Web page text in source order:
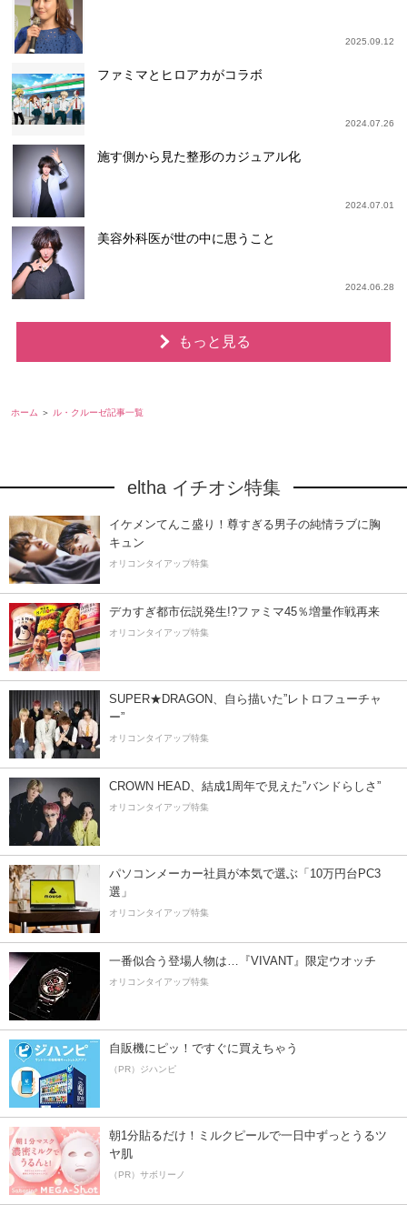
2025.09.12
ファミマとヒロアカがコラボ
2024.07.26
施す側から見た整形のカジュアル化
2024.07.01
美容外科医が世の中に思うこと
2024.06.28
もっと見る
ホーム ル・クルーゼ記事一覧
eltha イチオシ特集
イケメンてんこ盛り！尊すぎる男子の純情ラブに胸
キュン
オリコンタイアップ特集
デカすぎ都市伝説発生!?ファミマ45％増量作戦再来
オリコンタイアップ特集
SUPER★DRAGON、自ら描いた”レトロフューチャ
ー”
オリコンタイアップ特集
CROWN HEAD、結成1周年で見えた”バンドらしさ”
オリコンタイアップ特集
パソコンメーカー社員が本気で選ぶ「10万円台PC3
選」
オリコンタイアップ特集
一番似合う登場人物は…『VIVANT』限定ウオッチ
オリコンタイアップ特集
自販機にピッ！ですぐに買えちゃう
（PR）ジハンピ
朝1分貼るだけ！ミルクピールで一日中ずっとうるツ
ヤ肌
（PR）サボリーノ